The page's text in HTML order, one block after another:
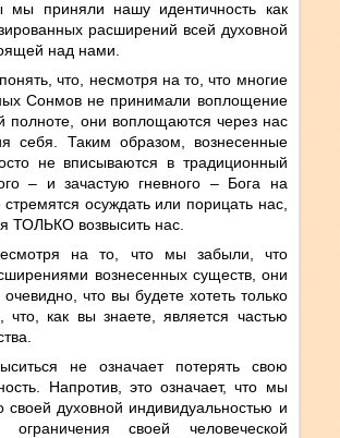
мы приняли нашу идентичность как
расширений всей духовной
над нами.
что, несмотря на то, что многие
Сонмов не принимали воплощение
полноте, они воплощаются через нас
себя. Таким образом, вознесенные
не вписываются в традиционный
– и зачастую гневного – Бога на
осуждать или порицать нас,
ТОЛЬКО возвысить нас.
на то, что мы забыли, что
вознесенных существ, они
что вы будете хотеть только
что, как вы знаете, является частью
не означает потерять свою
Напротив, это означает, что мы
своей духовной индивидуальностью и
ограничения своей человеческой